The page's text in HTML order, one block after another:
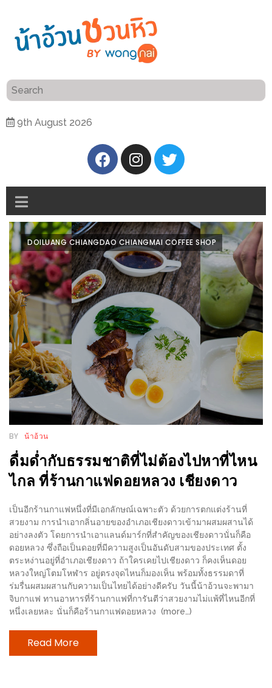
9th August 2026
แนะนำ
ติดต่อ
น้า
อ้วน
WONGNAI.COM
นโยบาย
ความ
เป็น
ส่วน
ตัว
ศิริ
ปัน
นาฯ
เชียงใหม่
#มา
เดิน
เล่น
กัน
มั้ย
ใน
ฐานะ
อะไร
งาน
เดียว
ครบ
ครั้ง
ช้อป
ชิ
ลล์
ชิม
HIMMA
MARKET
DOILUANG CHIANGDAO CHIANGMAI COFFEE SHOP
BY น้าอ้วน
ดื่มด่ำกับธรรมชาติที่ไม่ต้องไปหาที่ไหน
ไกล ที่ร้านกาแฟดอยหลวง เชียงดาว
เป็นอีกร้านกาแฟหนึ่งที่มีเอกลักษณ์เฉพาะตัว ด้วยการตกแต่งร้านที่
สวยงาม การนำเอากลิ่นอายของอำเภอเชียงดาวเข้ามาผสมผสานได้
อย่างลงตัว โดยการนำเอาแลนด์มาร์กที่สำคัญของเชียงดาวนั่นก็คือ
ดอยหลวง ซึ่งถือเป็นดอยที่มีความสูงเป็นอันดับสามของประเทศ ตั้ง
ตระหง่านอยู่ที่อำเภอเชียงดาว ถ้าใครเคยไปเชียงดาว ก็คงเห็นดอย
หลวงใหญ่โตมโหฬาร อยู่ตรงจุดไหนก็มองเห็น พร้อมทั้งธรรมดาที่
ร่มรื่นผสมผสานกับความเป็นไทยได้อย่างดีครับ วันนี้น้าอ้วนจะพามา
จิบกาแฟ ทานอาหารที่ร้านกาแฟที่การันตีว่าสวยงามไม่แพ้ที่ไหนอีกที่
หนึ่งเลยหละ นั่นก็คือร้านกาแฟดอยหลวง (more…)
Read More